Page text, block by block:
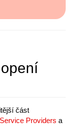
část
Providers a